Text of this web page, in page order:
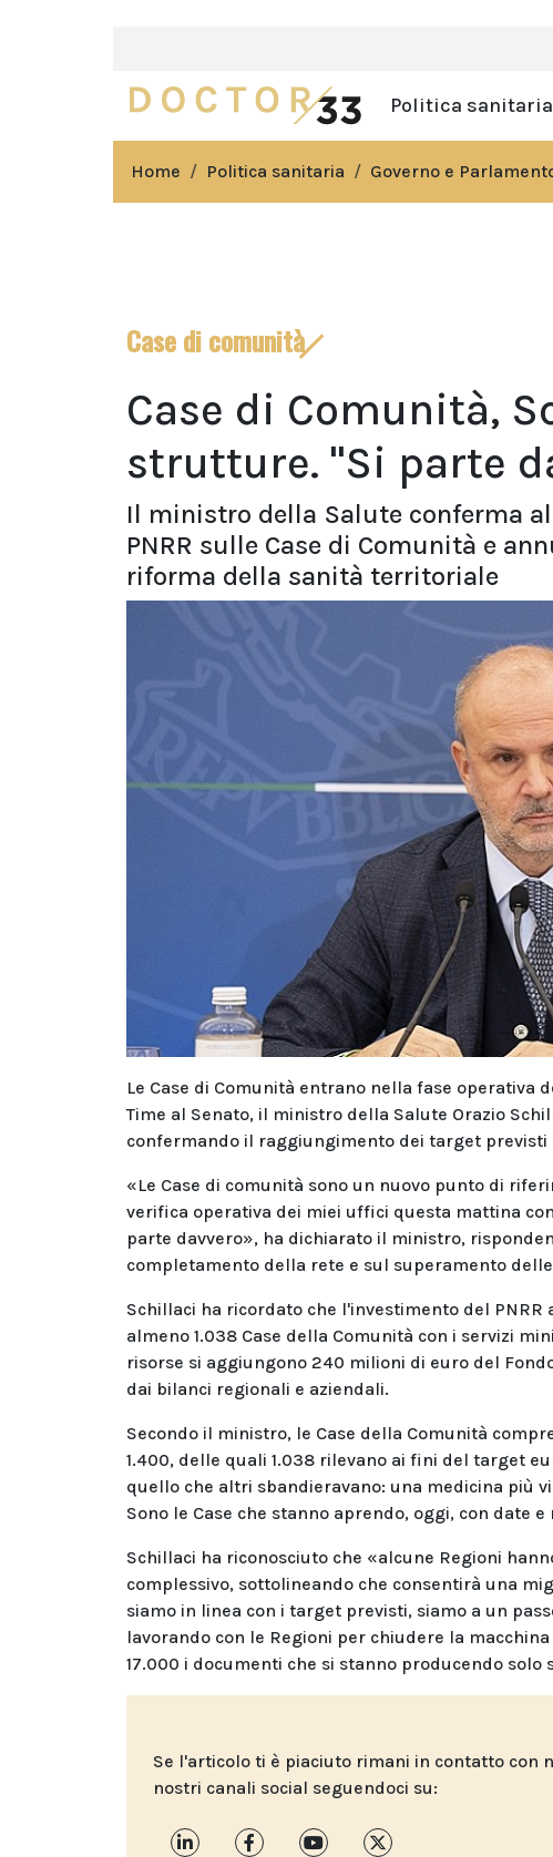
Politica sanitaria
Home Politica sanitaria Governo e
Case di comunità
Case di Comunità,
strutture. "Si parte
Il ministro della Salute conferma
PNRR sulle Case di Comunità e
riforma della sanità territoriale
Le Case di Comunità entrano nella fase
Time al Senato, il ministro della Salute Orazio
confermando il raggiungimento dei target previsti
«Le Case di comunità sono un nuovo punto di
verifica operativa dei miei uffici questa mattina
parte davvero», ha dichiarato il ministro,
completamento della rete e sul superamento
Schillaci ha ricordato che l'investimento del
almeno 1.038 Case della Comunità con i servizi
risorse si aggiungono 240 milioni di euro del
dai bilanci regionali e aziendali.
Secondo il ministro, le Case della Comunità
1.400, delle quali 1.038 rilevano ai fini del target
quello che altri sbandieravano: una medicina più
Sono le Case che stanno aprendo, oggi, con date
Schillaci ha riconosciuto che «alcune Regioni
complessivo, sottolineando che consentirà una
siamo in linea con i target previsti, siamo a un
lavorando con le Regioni per chiudere la
17.000 i documenti che si stanno producendo
Se l'articolo ti è piaciuto rimani in contatto con
nostri canali social seguendoci su: